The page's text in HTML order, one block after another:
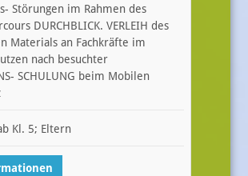
Störungen im Rahmen des
DURCHBLICK. VERLEIH des
Materials an Fachkräfte im
nach besuchter
SCHULUNG beim Mobilen
Kl. 5; Eltern